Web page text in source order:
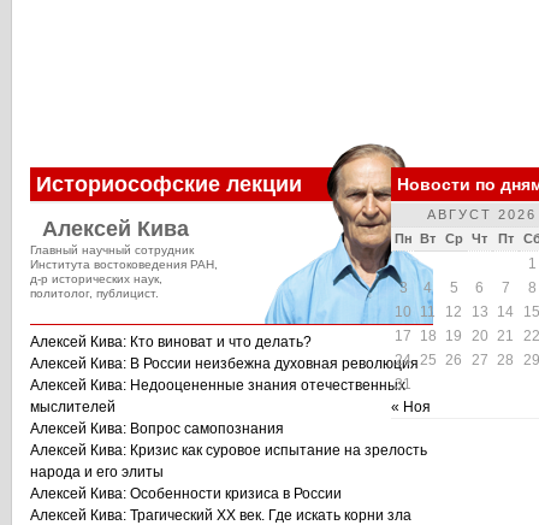
Историософские лекции
Алексей Кива
Главный научный сотрудник
Института востоковедения РАН,
д-р исторических наук,
политолог, публицист.
Алексей Кива: Кто виноват и что делать?
Алексей Кива: В России неизбежна духовная революция
Алексей Кива: Недооцененные знания отечественных
мыслителей
Алексей Кива: Вопрос самопознания
Алексей Кива: Кризис как суровое испытание на зрелость
народа и его элиты
Алексей Кива: Особенности кризиса в России
Алексей Кива: Трагический XX век. Где искать корни зла
Новости по
АВГУСТ 2026
Пн Вт Ср Чт Пт
1
3
4 5 6 7
8
10
11 12 13 14
15
17
18 19 20 21
22
24 25 26 27 28
29
31
« Ноя